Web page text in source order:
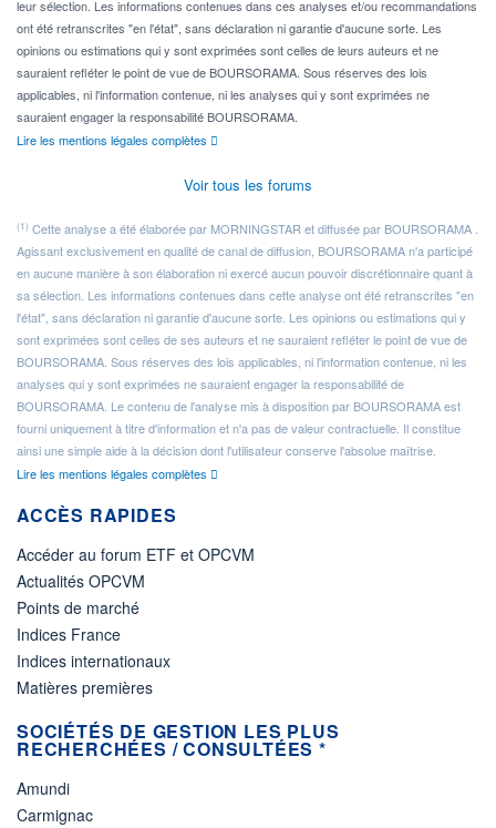
leur sélection. Les informations contenues dans ces analyses et/ou recommandations
ont été retranscrites "en l'état", sans déclaration ni garantie d'aucune sorte. Les
opinions ou estimations qui y sont exprimées sont celles de leurs auteurs et ne
sauraient refléter le point de vue de BOURSORAMA. Sous réserves des lois
applicables, ni l'information contenue, ni les analyses qui y sont exprimées ne
sauraient engager la responsabilité BOURSORAMA.
Lire les mentions légales complètes
Voir tous les forums
(1) Cette analyse a été élaborée par MORNINGSTAR et diffusée par BOURSORAMA .
Agissant exclusivement en qualité de canal de diffusion, BOURSORAMA n'a participé
en aucune manière à son élaboration ni exercé aucun pouvoir discrétionnaire quant à
sa sélection. Les informations contenues dans cette analyse ont été retranscrites "en
l'état", sans déclaration ni garantie d'aucune sorte. Les opinions ou estimations qui y
sont exprimées sont celles de ses auteurs et ne sauraient refléter le point de vue de
BOURSORAMA. Sous réserves des lois applicables, ni l'information contenue, ni les
analyses qui y sont exprimées ne sauraient engager la responsabilité de
BOURSORAMA. Le contenu de l'analyse mis à disposition par BOURSORAMA est
fourni uniquement à titre d'information et n'a pas de valeur contractuelle. Il constitue
ainsi une simple aide à la décision dont l'utilisateur conserve l'absolue maîtrise.
Lire les mentions légales complètes
ACCÈS RAPIDES
Accéder au forum ETF et OPCVM
Actualités OPCVM
Points de marché
Indices France
Indices internationaux
Matières premières
SOCIÉTÉS DE GESTION LES PLUS
RECHERCHÉES / CONSULTÉES *
Amundi
Carmignac